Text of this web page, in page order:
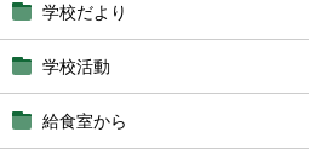
学校だより
学校活動
給食室から